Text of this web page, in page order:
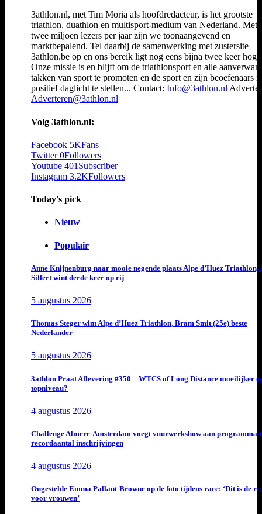
3athlon.nl, met Tim Moria als hoofdredacteur, is het grootste
triathlon, duathlon en multisport-medium van Nederland. Met
twee miljoen lezers per jaar zijn we toonaangevend en
marktbepalend. Tel daarbij de samenwerking met zustersite
3athlon.be op en ons bereik ligt nog eens bijna twee keer
Onze missie is en blijft om de triathlonsport en alle
takken van sport te promoten en de sport en zijn beoefenaars
positief daglicht te stellen... Contact: Info@3athlon.nl
Adverteren@3athlon.nl
Volg 3athlon.nl:
Facebook 5KFans
Twitter 0Followers
Youtube 401 Subscriber
Instagram 3.2KFollowers
Today's pick
Nieuw
Populair
Anne Knijnenburg naar mooie negende plaats Alpe d’Huez Triathlon,
Siffert wint derde keer op rij
5 augustus 2026
Thomas Steger wint Alpe d’Huez Triathlon, Bram Smit (25e) beste
Nederlander
5 augustus 2026
3athlon Praat Aflevering #350 – WTCS of Long Distance moeilijker
topniveau?
4 augustus 2026
Challenge Almere-Amsterdam voegt vuurwerkshow aan programma
recordaantal inschrijvingen
4 augustus 2026
Ongestelde Emma Pallant-Browne op de foto tijdens race: ‘Dit is de
voor vrouwen’